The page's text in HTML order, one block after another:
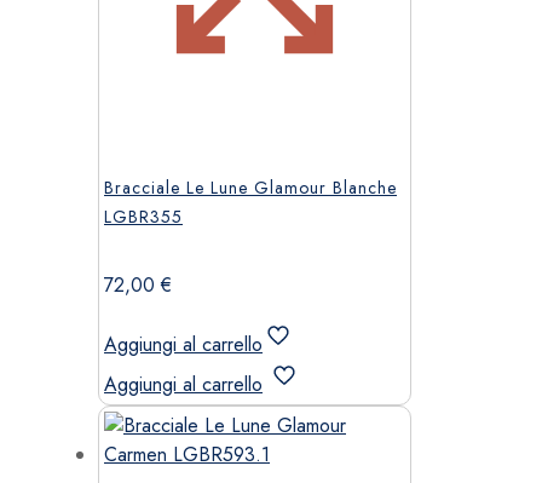
Bracciale Le Lune Glamour Blanche
LGBR355
72,00€
Aggiungi al carrello
Aggiungi al carrello